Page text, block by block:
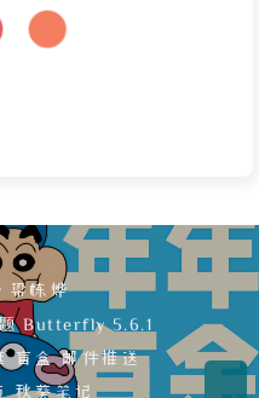
梁栋烨
Butterfly 5.6.1
盲盒 邮件推送
秋葵笔记